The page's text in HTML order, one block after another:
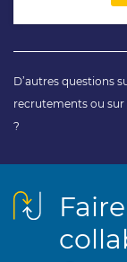
D’autres questions
recrutements ou sur
?